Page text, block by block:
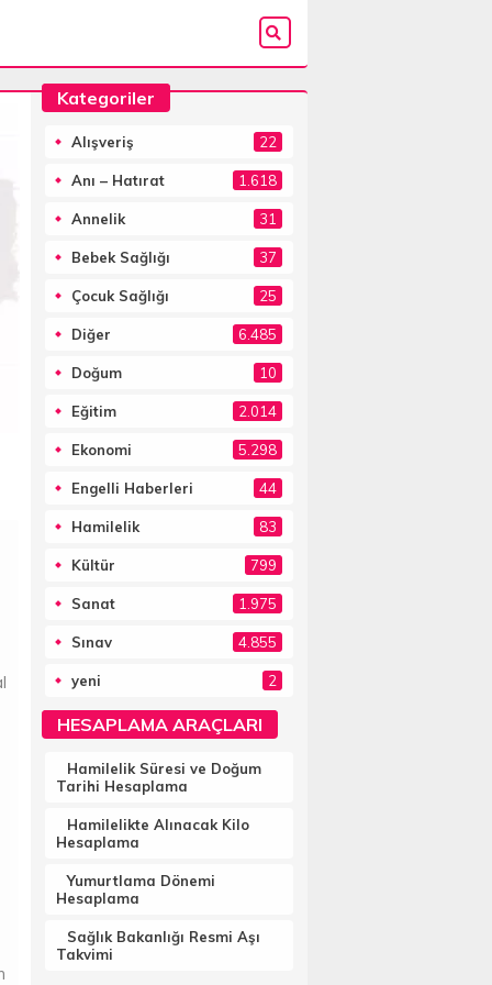
Kategoriler
Alışveriş 22
Anı – Hatırat 1.618
Annelik 31
Bebek Sağlığı 37
Çocuk Sağlığı 25
Diğer 6.485
Doğum 10
Eğitim 2.014
Ekonomi 5.298
Engelli Haberleri 44
Hamilelik 83
Kültür 799
Sanat 1.975
Sınav 4.855
yeni 2
HESAPLAMA ARAÇLARI
Hamilelik Süresi ve Doğum
Tarihi Hesaplama
Hamilelikte Alınacak Kilo
Hesaplama
Yumurtlama Dönemi
Hesaplama
Sağlık Bakanlığı Resmi Aşı
Takvimi